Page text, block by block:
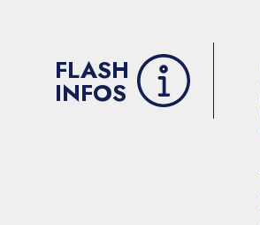
FLASH
INFOS